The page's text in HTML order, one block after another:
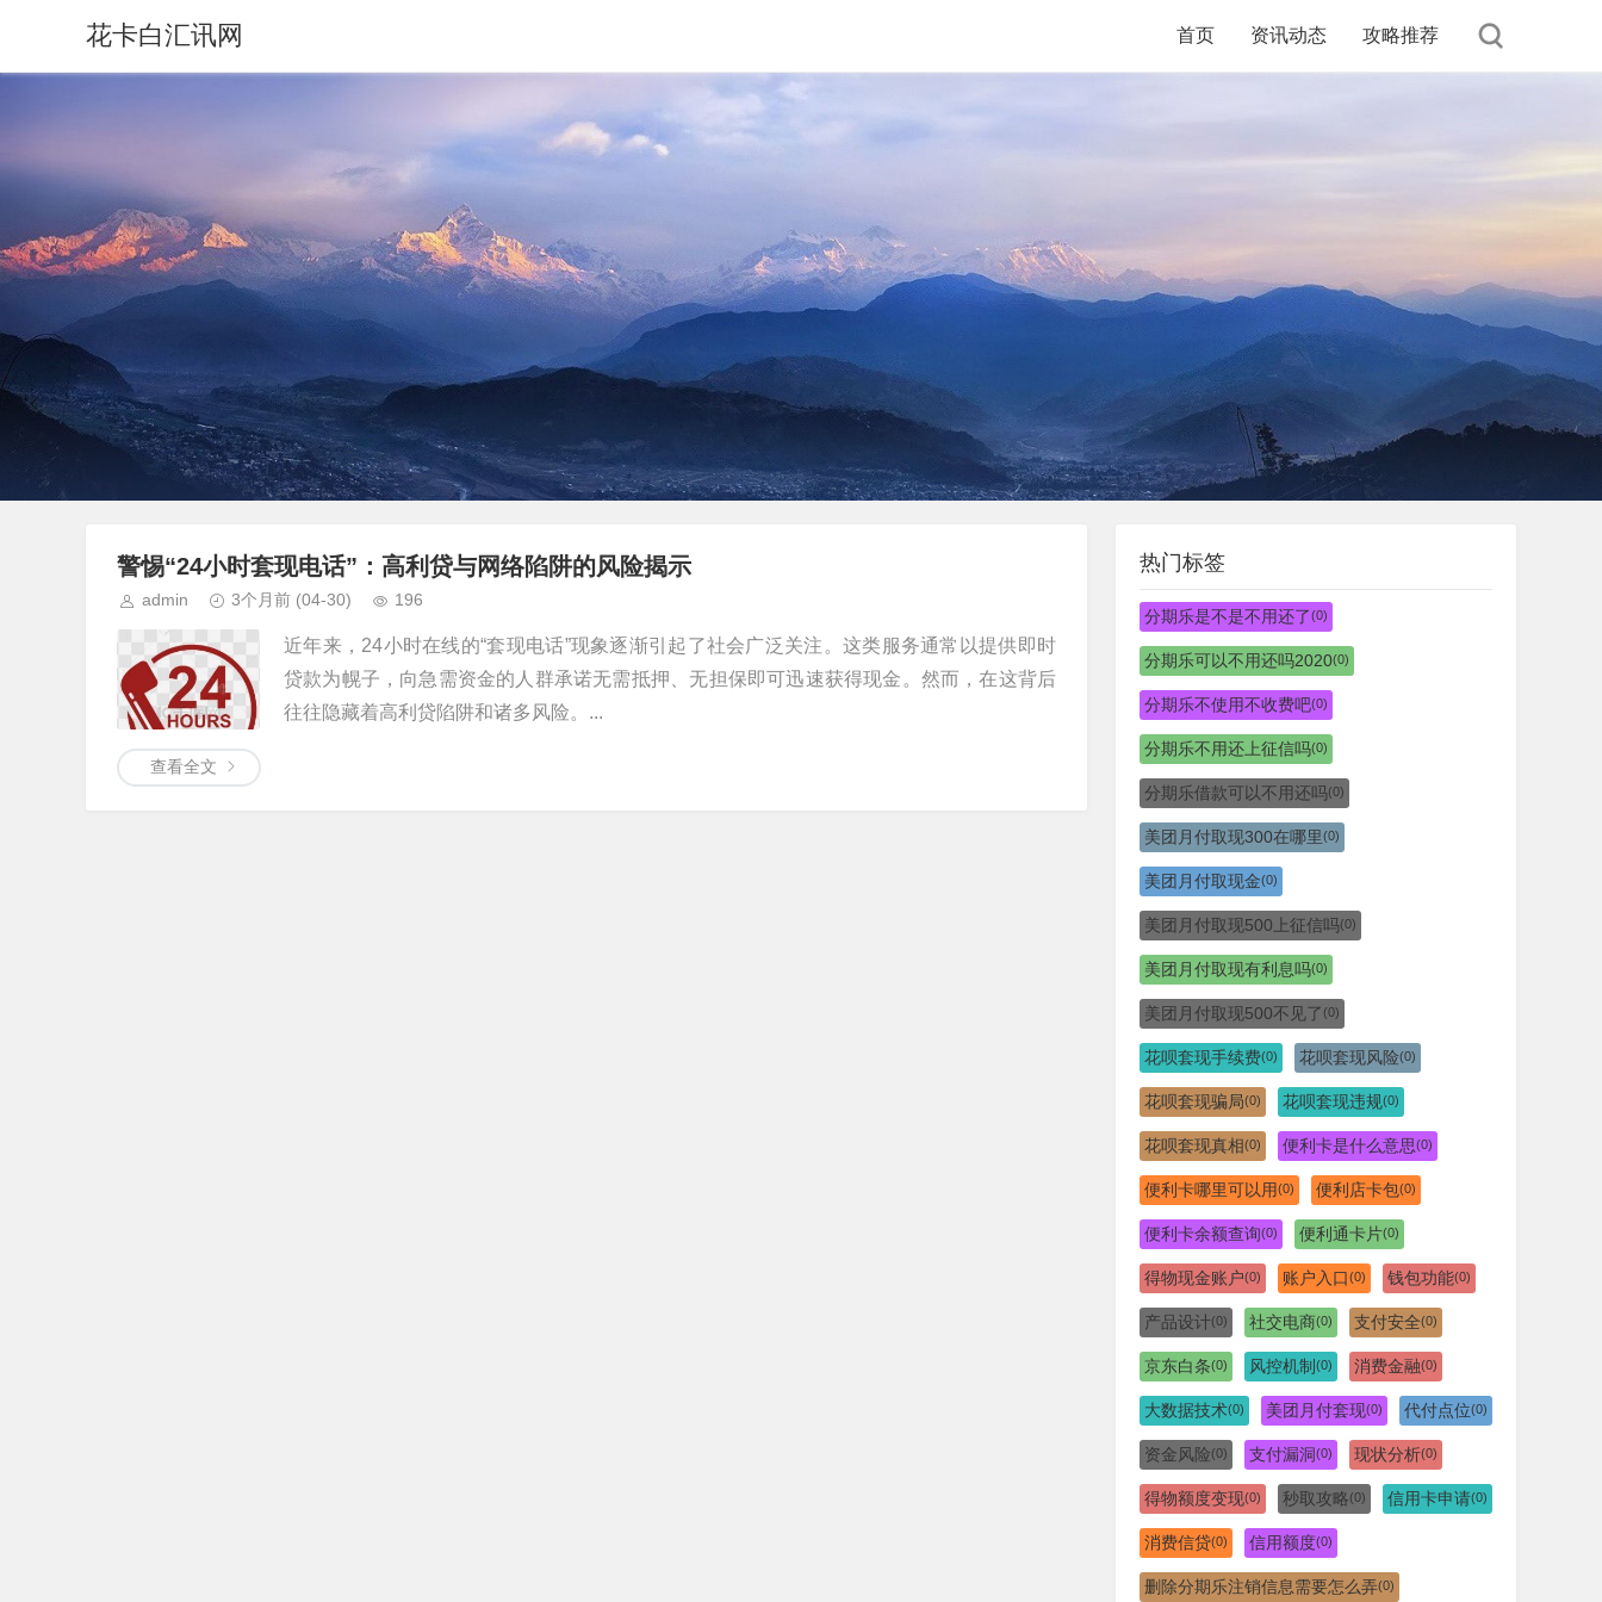
花卡白汇讯网 首页 资讯动态 攻略推荐
警惕“24小时套现电话”：高利贷与网络陷阱的风险揭示
admin 3个月前 (04-30) 196
近年来，24小时在线的“套现电话”现象逐渐引起了社会广泛关注。这类服务通常以提供即时
贷款为幌子，向急需资金的人群承诺无需抵押、无担保即可迅速获得现金。然而，在这背后
往往隐藏着高利贷陷阱和诸多风险。...
查看全文
热门标签
分期乐是不是不用还了(0)
分期乐可以不用还吗2020(0)
分期乐不使用不收费吧(0)
分期乐不用还上征信吗(0)
分期乐借款可以不用还吗(0)
美团月付取现300在哪里(0)
美团月付取现金(0)
美团月付取现500上征信吗(0)
美团月付取现有利息吗(0)
美团月付取现500不见了 (0)
花呗套现手续费(0) 花呗套现风险(0)
花呗套现骗局(0) 花呗套现违规(0)
花呗套现真相(0) 便利卡是什么意思(0)
便利卡哪里可以用(0) 便利店卡包(0)
便利卡余额查询(0) 便利通卡片(0)
得物现金账户(0) 账户入口(0) 钱包功能(0)
产品设计(0) 社交电商(0) 支付安全(0)
京东白条(0) 风控机制 (0) 消费金融(0)
大数据技术(0) 美团月付套现(0) 代付点位(0)
资金风险(0) 支付漏洞(0) 现状分析(0)
得物额度变现(0) 秒取攻略(0) 信用卡申请(0)
消费信贷(0) 信用额度(0)
删除分期乐注销信息需要怎么弄(0)